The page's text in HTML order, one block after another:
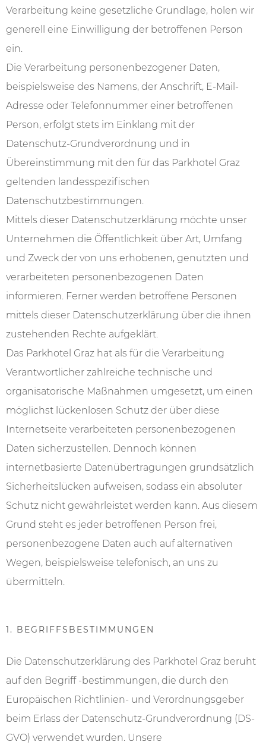
---
---
---
---
Verarbeitung keine gesetzliche Grundlage, holen wir
generell eine Einwilligung der betroffenen Person
ein.
Die Verarbeitung personenbezogener Daten,
beispielsweise des Namens, der Anschrift, E-Mail-
Adresse oder Telefonnummer einer betroffenen
Person, erfolgt stets im Einklang mit der
Datenschutz-Grundverordnung und in
Übereinstimmung mit den für das Parkhotel Graz
geltenden landesspezifischen
Datenschutzbestimmungen.
Mittels dieser Datenschutzerklärung möchte unser
Unternehmen die Öffentlichkeit über Art, Umfang
und Zweck der von uns erhobenen, genutzten und
verarbeiteten personenbezogenen Daten
informieren. Ferner werden betroffene Personen
mittels dieser Datenschutzerklärung über die ihnen
zustehenden Rechte aufgeklärt.
Das Parkhotel Graz hat als für die Verarbeitung
Verantwortlicher zahlreiche technische und
organisatorische Maßnahmen umgesetzt, um einen
möglichst lückenlosen Schutz der über diese
Internetseite verarbeiteten personenbezogenen
Daten sicherzustellen. Dennoch können
internetbasierte Datenübertragungen grundsätzlich
Sicherheitslücken aufweisen, sodass ein absoluter
Schutz nicht gewährleistet werden kann. Aus diesem
Grund steht es jeder betroffenen Person frei,
personenbezogene Daten auch auf alternativen
Wegen, beispielsweise telefonisch, an uns zu
übermitteln.
1. BEGRIFFSBESTIMMUNGEN
Die Datenschutzerklärung des Parkhotel Graz beruht
auf den Begriff -bestimmungen, die durch den
Europäischen Richtlinien- und Verordnungsgeber
beim Erlass der Datenschutz-Grundverordnung (DS-
GVO) verwendet wurden. Unsere